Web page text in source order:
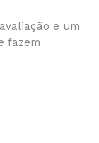
e um
fazem